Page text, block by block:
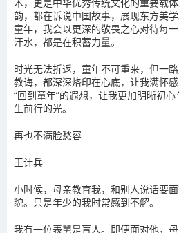
韵，都在诉说中国故事，展现东方美
童年，我会以更深的敬畏之心对待每
汗水，都是在积蓄力量。
时光无法折返，童年不可重来，但一
教诲，都深深烙印在心底，让我满怀
“回到童年”的遐想，让我更加明晰初
生前行的光。
再也不满脸愁容
王计兵
小时候，母亲教育我，和别人说话要
貌。只是年少的我时常感到不解。
我有一位表舅是盲人。即便面对他，